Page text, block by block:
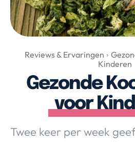
Nieuws &
Over Valerie
De Top 5
Contact
VALERIE'S
Reviews & Ervaringen
Kinderen
Gezonde
voor
Twee keer per week